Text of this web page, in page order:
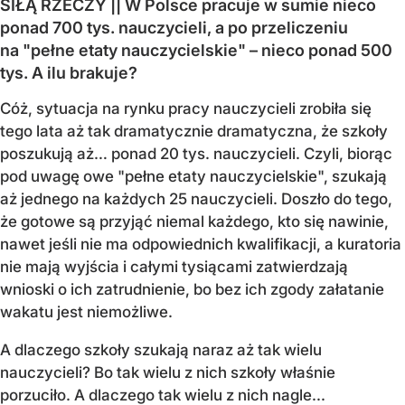
SIŁĄ RZECZY || W Polsce pracuje w sumie nieco
ponad 700 tys. nauczycieli, a po przeliczeniu
na "pełne etaty nauczycielskie" – nieco ponad 500
tys. A ilu brakuje?
Cóż, sytuacja na rynku pracy nauczycieli zrobiła się
tego lata aż tak dramatycznie dramatyczna, że szkoły
poszukują aż… ponad 20 tys. nauczycieli. Czyli, biorąc
pod uwagę owe "pełne etaty nauczycielskie", szukają
aż jednego na każdych 25 nauczycieli. Doszło do tego,
że gotowe są przyjąć niemal każdego, kto się nawinie,
nawet jeśli nie ma odpowiednich kwalifikacji, a kuratoria
nie mają wyjścia i całymi tysiącami zatwierdzają
wnioski o ich zatrudnienie, bo bez ich zgody załatanie
wakatu jest niemożliwe.
A dlaczego szkoły szukają naraz aż tak wielu
nauczycieli? Bo tak wielu z nich szkoły właśnie
porzuciło. A dlaczego tak wielu z nich nagle...